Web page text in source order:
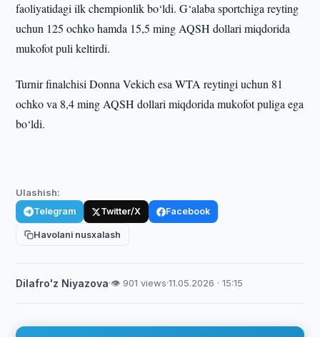
faoliyatidagi ilk chempionlik bo‘ldi. G‘alaba sportchiga reyting
uchun 125 ochko hamda 15,5 ming AQSH dollari miqdorida
mukofot puli keltirdi.
Turnir finalchisi Donna Vekich esa WTA reytingi uchun 81
ochko va 8,4 ming AQSH dollari miqdorida mukofot puliga ega
bo‘ldi.
Ulashish:
Telegram Twitter/X Facebook
Havolani nusxalash
Dilafro'z Niyazova·👁 901 views·11.05.2026 · 15:15